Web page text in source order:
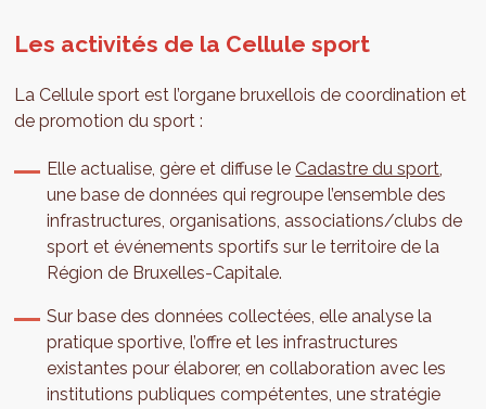
Les activités de la Cellule sport
La Cellule sport est l’organe bruxellois de coordination et
de promotion du sport :
Elle actualise, gère et diffuse leCadastre du sport,
une base de données qui regroupe l’ensemble des
infrastructures, organisations, associations/clubs de
sport et événements sportifs sur le territoire de la
Région de Bruxelles-Capitale.
Sur base des données collectées, elle analyse la
pratique sportive, l’offre et les infrastructures
existantes pour élaborer, en collaboration avec les
institutions publiques compétentes, une stratégie